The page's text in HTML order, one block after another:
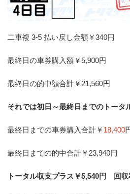
二車複 3-5 払い戻し金額￥340円
最終日の車券購入額￥5,900円
最終日の的中額合計￥21,560円
それでは初日～最終日までのトータ
最終日までの車券購入合計￥ 18,400
最終日までの的中合計￥23,940円
トータル収支プラス￥5,540円 回収